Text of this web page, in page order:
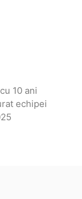
10 ani
echipei